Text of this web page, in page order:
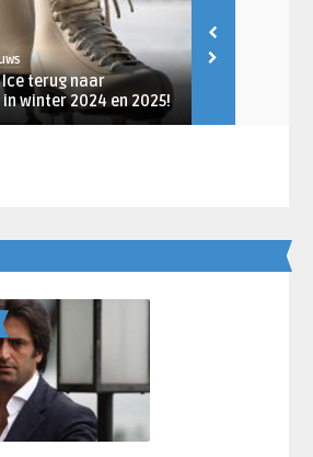
terug naar
winter 2024 en 2025!